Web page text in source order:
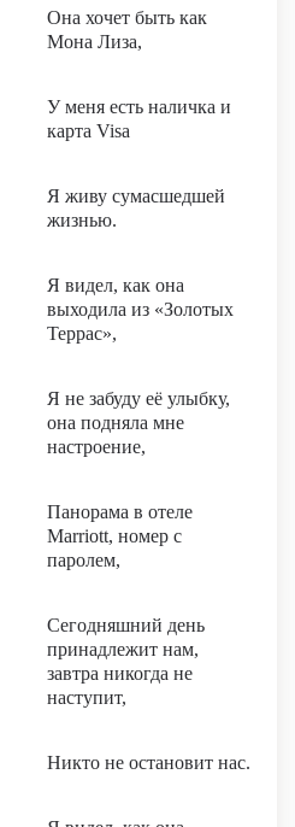
Она хочет быть как
Мона Лиза,
У меня есть наличка и
карта Visa
Я живу сумасшедшей
жизнью.
Я видел, как она
выходила из «Золотых
Террас»,
Я не забуду её улыбку,
она подняла мне
настроение,
Панорама в отеле
Marriott, номер с
паролем,
Сегодняшний день
принадлежит нам,
завтра никогда не
наступит,
Никто не остановит нас.